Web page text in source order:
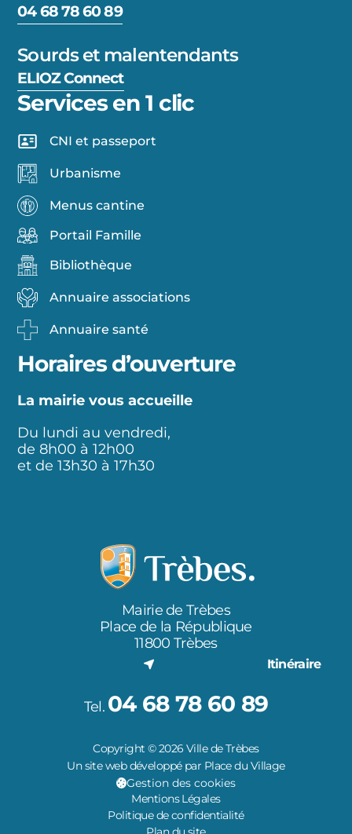
04 68 78 60 89
Sourds et malentendants
ELIOZ Connect
Services en 1 clic
CNI et passeport
Urbanisme
Menus cantine
Portail Famille
Bibliothèque
Annuaire associations
Annuaire santé
Horaires d’ouverture
La mairie vous accueille
Du lundi au vendredi,
de 8h00 à 12h00
et de 13h30 à 17h30
Mairie de Trèbes
Place de la République
11800 Trèbes
Itinéraire
Tel. 04 68 78 60 89
Copyright © 2026 Ville de Trèbes
Un site web développé par Place du Village
Gestion des cookies
Mentions Légales
Politique de confidentialité